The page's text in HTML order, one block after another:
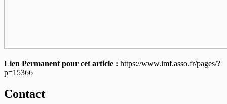
Lien Permanent pour cet article : https://www.imf.asso.fr/pages/?
p=15366
Contact